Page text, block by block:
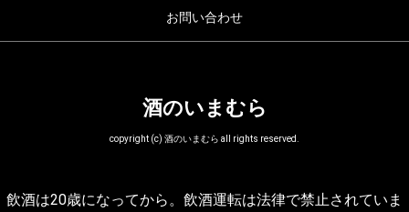
お問い合わせ
酒のいまむら
copyright (c) 酒のいまむら all rights reserved.
飲酒は20歳になってから。飲酒運転は法律で禁止されていま